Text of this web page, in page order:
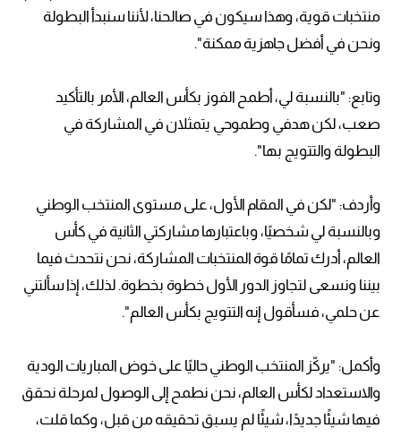
منتخبات قوية، وهذا سيكون في صالحنا، لأننا سنبدأ البطولة
ونحن في أفضل جاهزية ممكنة".
وتابع: "بالنسبة لي، أطمح الفوز بكأس العالم، الأمر بالتأكيد
صعب، لكن هدفي وطموحي يتمثلان في المشاركة في
البطولة والتتويج بها".
وأردف: "لكن في المقام الأول، على مستوى المنتخب الوطني
وبالنسبة لي شخصيًا، وباعتبارها مشاركتي الثانية في كأس
العالم، أدرك تمامًا قوة المنتخبات المشاركة، نحن نتحدث فيما
بيننا ونسعى لتجاوز الدور الأول خطوة بخطوة. لذلك، إذا سألتني
عن حلمي، فسأقول إنه التتويج بكأس العالم".
وأكمل: "يركّز المنتخب الوطني حاليًا على خوض المباريات الودية
والاستعداد لكأس العالم، نحن نطمح إلى الوصول لمرحلة نحقق
فيها شيئًا جديدًا، شيئًا لم يسبق تحقيقه من قبل، وكما قلت،